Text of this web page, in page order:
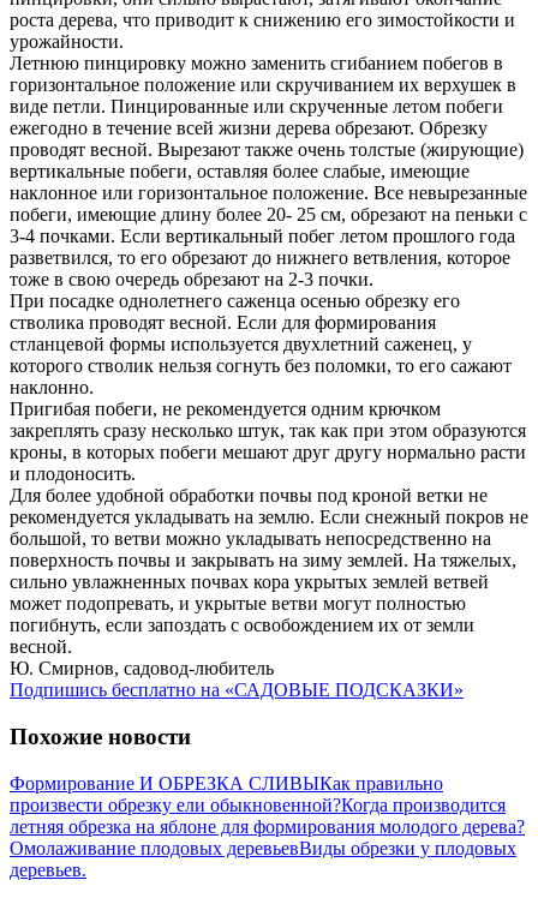
роста дерева, что приводит к снижению его зимостойкости и
урожайности.
Летнюю пинцировку можно заменить сгибанием побегов в
горизонтальное положение или скручиванием их верхушек в
виде петли. Пинцированные или скрученные летом побеги
ежегодно в течение всей жизни дерева обрезают. Обрезку
проводят весной. Вырезают также очень толстые (жирующие)
вертикальные побеги, оставляя более слабые, имеющие
наклонное или горизонтальное положение. Все невырезанные
побеги, имеющие длину более 20- 25 см, обрезают на пеньки с
3-4 почками. Если вертикальный побег летом прошлого года
разветвился, то его обрезают до нижнего ветвления, которое
тоже в свою очередь обрезают на 2-3 почки.
При посадке однолетнего саженца осенью обрезку его
стволика проводят весной. Если для формирования
стланцевой формы используется двухлетний саженец, у
которого стволик нельзя согнуть без поломки, то его сажают
наклонно.
Пригибая побеги, не рекомендуется одним крючком
закреплять сразу несколько штук, так как при этом образуются
кроны, в которых побеги мешают друг другу нормально расти
и плодоносить.
Для более удобной обработки почвы под кроной ветки не
рекомендуется укладывать на землю. Если снежный покров не
большой, то ветви можно укладывать непосредственно на
поверхность почвы и закрывать на зиму землей. На тяжелых,
сильно увлажненных почвах кора укрытых землей ветвей
может подопревать, и укрытые ветви могут полностью
погибнуть, если запоздать с освобождением их от земли
весной.
Ю. Смирнов, садовод-любитель
Подпишись бесплатно на «САДОВЫЕ ПОДСКАЗКИ»
Похожие новости
Формирование И ОБРЕЗКА СЛИВЫКак правильно
произвести обрезку ели обыкновенной?Когда производится
летняя обрезка на яблоне для формирования молодого дерева?
Омолаживание плодовых деревьевВиды обрезки у плодовых
деревьев.